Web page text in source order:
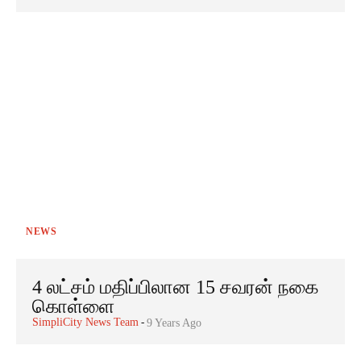
NEWS
4 லட்சம் மதிப்பிலான 15 சவரன் நகை
கொள்ளை
SimpliCity News Team - 9 Years Ago